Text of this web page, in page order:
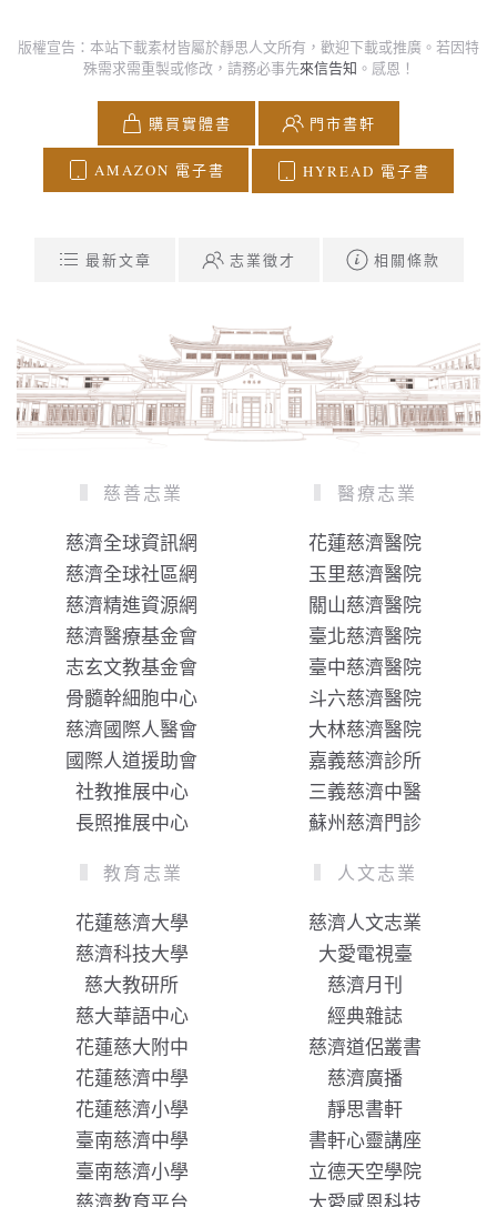
版權宣告：本站下載素材皆屬於靜思人文所有，歡迎下載或推廣。若因特
殊需求需重製或修改，請務必事先來信告知 。感恩！
購買實體書 門市書軒
AMAZON 電子書 HYREAD 電子書
最新文章 志業徵才 相關條款
慈善志業
慈濟全球資訊網
慈濟全球社區網
慈濟精進資源網
慈濟醫療基金會
志玄文教基金會
骨髓幹細胞中心
慈濟國際人醫會
國際人道援助會
社教推展中心
長照推展中心
醫療志業
花蓮慈濟醫院
玉里慈濟醫院
關山慈濟醫院
臺北慈濟醫院
臺中慈濟醫院
斗六慈濟醫院
大林慈濟醫院
嘉義慈濟診所
三義慈濟中醫
蘇州慈濟門診
教育志業
花蓮慈濟大學
慈濟科技大學
慈大教研所
慈大華語中心
花蓮慈大附中
花蓮慈濟中學
花蓮慈濟小學
臺南慈濟中學
臺南慈濟小學
慈濟教育平台
人文志業
慈濟人文志業
大愛電視臺
慈濟月刊
經典雜誌
慈濟道侶叢書
慈濟廣播
靜思書軒
書軒心靈講座
立德天空學院
大愛感恩科技